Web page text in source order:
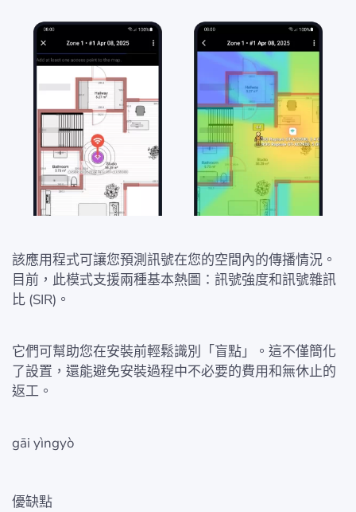
該應用程式可讓您預測訊號在您的空間內的傳播情況。
目前，此模式支援兩種基本熱圖：訊號強度和訊號雜訊
比 (SIR)。
它們可幫助您在安裝前輕鬆識別「盲點」。這不僅簡化
了設置，還能避免安裝過程中不必要的費用和無休止的
返工。
gāi yìngyò
優缺點